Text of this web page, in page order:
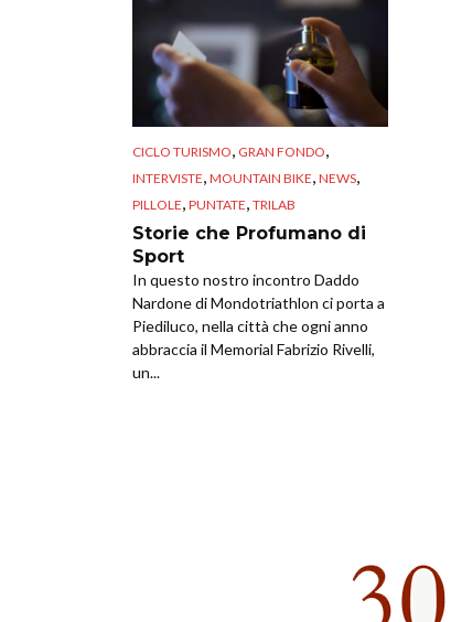
CICLO TURISMO GRAN FONDO
INTERVISTE MOUNTAIN BIKE NEWS
PILLOLE PUNTATE TRILAB
Storie che Profumano di
Sport
In questo nostro incontro Daddo
Nardone di Mondotriathlon ci porta a
Piediluco, nella città che ogni anno
abbraccia il Memorial Fabrizio Rivelli,
un...